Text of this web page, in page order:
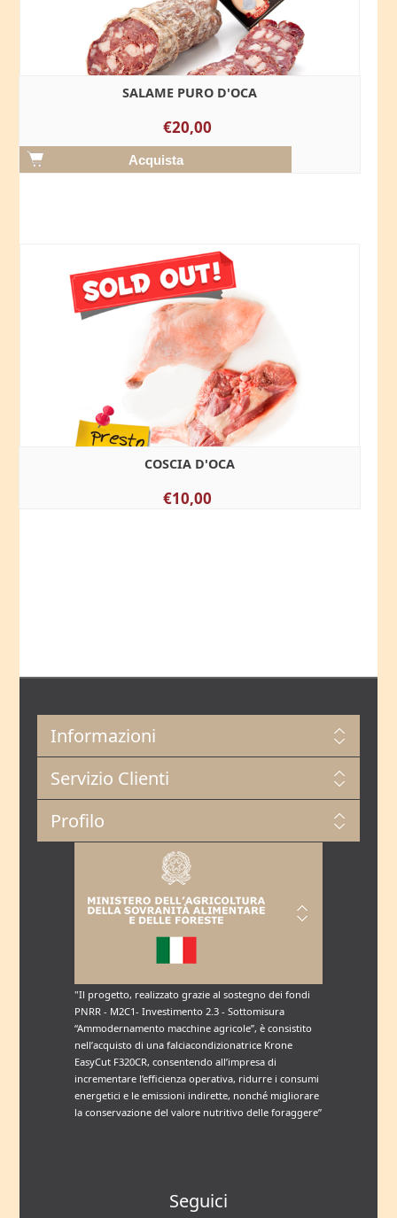
SALAME PURO D'OCA
€20,00
COSCIA D'OCA
€10,00
Informazioni
Servizio Clienti
Profilo
"Il progetto, realizzato grazie al sostegno dei fondi
PNRR - M2C1- Investimento 2.3 - Sottomisura
“Ammodernamento macchine agricole”, è consistito
nell’acquisto di una falciacondizionatrice Krone
EasyCut F320CR, consentendo all’impresa di
incrementare l’efficienza operativa, ridurre i consumi
energetici e le emissioni indirette, nonché migliorare
la conservazione del valore nutritivo delle foraggere”
Seguici